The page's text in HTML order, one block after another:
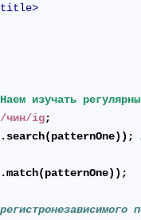
title>
изучать
/чин/ig;